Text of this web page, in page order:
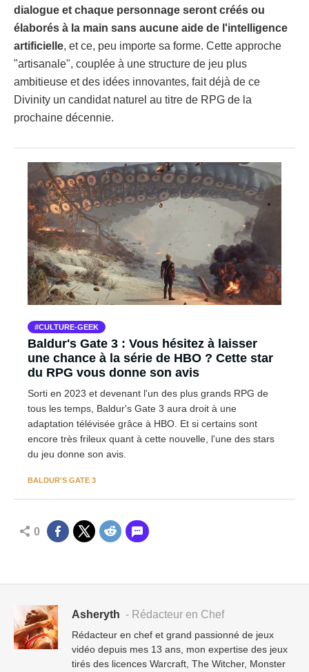
dialogue et chaque personnage seront créés ou
élaborés à la main sans aucune aide de l'intelligence
artificielle, et ce, peu importe sa forme. Cette approche
"artisanale", couplée à une structure de jeu plus
ambitieuse et des idées innovantes, fait déjà de ce
Divinity un candidat naturel au titre de RPG de la
prochaine décennie.
CULTURE-GEEK
Baldur's Gate 3 : Vous hésitez à laisser
une chance à la série de HBO ? Cette star
du RPG vous donne son avis
Sorti en 2023 et devenant l'un des plus grands RPG de
tous les temps, Baldur's Gate 3 aura droit à une
adaptation télévisée grâce à HBO. Et si certains sont
encore très frileux quant à cette nouvelle, l'une des stars
du jeu donne son avis.
BALDUR'S GATE 3
0
Asheryth - Rédacteur en Chef
Rédacteur en chef et grand passionné de jeux
vidéo depuis mes 13 ans, mon expertise des jeux
tirés des licences Warcraft, The Witcher, Monster